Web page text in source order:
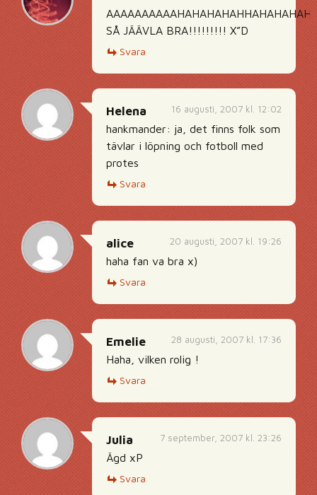
SÅ JÄÄVLA BRA!!!!!!!!! X”D
Svara
16 augusti, 2007 kl. 12:02
Helena
hankmander: ja, det finns folk som
tävlar i löpning och fotboll med
protes
Svara
20 augusti, 2007 kl. 19:26
alice
haha fan va bra x)
Svara
28 augusti, 2007 kl. 17:36
Emelie
Haha, vilken rolig !
Svara
7 september, 2007 kl. 23:26
Julia
Ägd xP
Svara